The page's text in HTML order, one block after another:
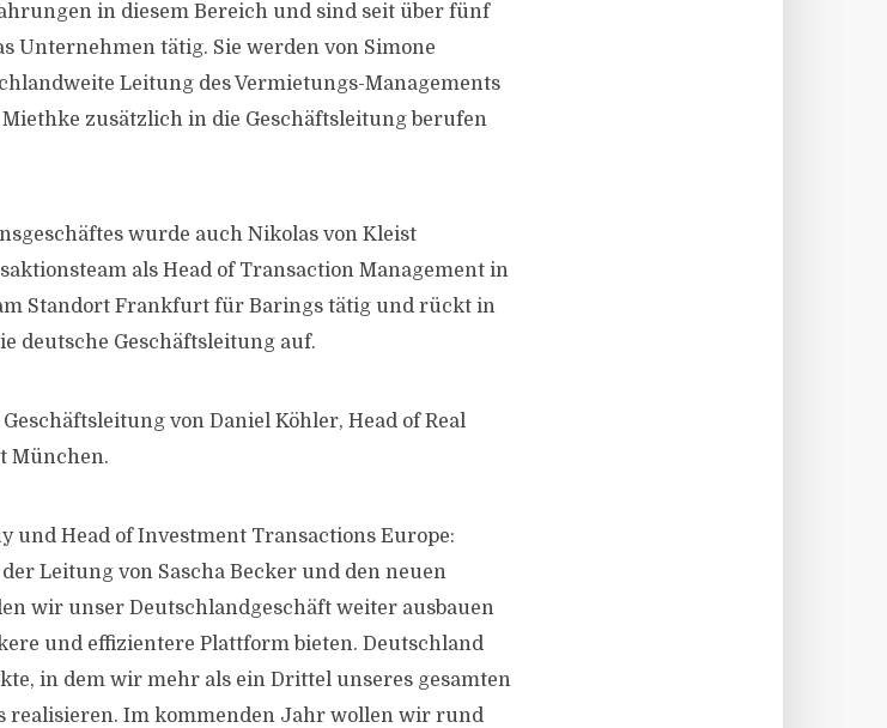
in diesem Bereich und sind seit über fünf
Unternehmen tätig. Sie werden von Simone
Leitung des Vermietungs-Managements
zusätzlich in die Geschäftsleitung berufen
wurde auch Nikolas von Kleist
als Head of Transaction Management in
Standort Frankfurt für Barings tätig und rückt in
deutsche Geschäftsleitung auf.
von Daniel Köhler, Head of Real
München.
und Head of Investment Transactions Europe:
Leitung von Sascha Becker und den neuen
wir unser Deutschlandgeschäft weiter ausbauen
und effizientere Plattform bieten. Deutschland
in dem wir mehr als ein Drittel unseres gesamten
realisieren. Im kommenden Jahr wollen wir rund